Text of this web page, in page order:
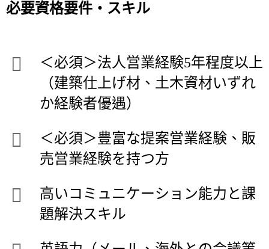
必要資格要件・スキル
＜必須＞法人営業経験5年程度以上
（建築仕上げ材、土木資材いずれ
か経験者優遇）
＜必須＞豊富な提案営業経験、販
売営業経験を持つ方
高いコミュニケーション能力と課
題解決スキル